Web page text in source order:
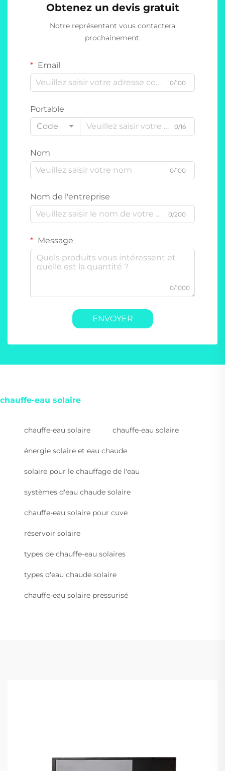
Obtenez un devis gratuit
Notre représentant vous contactera
prochainement.
Email
0/100
Portable
Code
0/16
Nom
0/100
Nom de l'entreprise
0/200
Message
0/1000
ENVOYER
chauffe-eau solaire
chauffe-eau solaire chauffe-eau solaire
énergie solaire et eau chaude
solaire pour le chauffage de l'eau
systèmes d'eau chaude solaire
chauffe-eau solaire pour cuve
réservoir solaire
types de chauffe-eau solaires
types d'eau chaude solaire
chauffe-eau solaire pressurisé